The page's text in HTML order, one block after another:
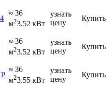
≈ 36
м23.52 кВт
узнать
цену
Купить
≈ 36
м23.52 кВт
узнать
цену
Купить
≈ 36
м23.55 кВт
узнать
цену
Купить